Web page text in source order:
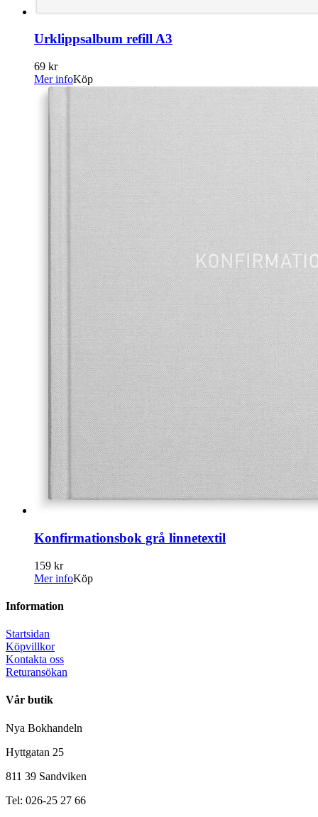
Urklippsalbum refill A3
69 kr
Mer infoKöp
Konfirmationsbok grå linnetextil
159 kr
Mer infoKöp
Information
Startsidan
Köpvillkor
Kontakta oss
Returansökan
Vår butik
Nya Bokhandeln
Hyttgatan 25
811 39 Sandviken
Tel: 026-25 27 66